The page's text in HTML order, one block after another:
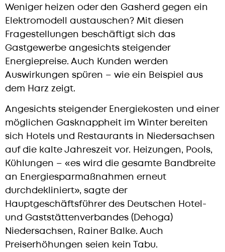
Weniger heizen oder den Gasherd gegen ein
Elektromodell austauschen? Mit diesen
Fragestellungen beschäftigt sich das
Gastgewerbe angesichts steigender
Energiepreise. Auch Kunden werden
Auswirkungen spüren – wie ein Beispiel aus
dem Harz zeigt.
Angesichts steigender Energiekosten und einer
möglichen Gasknappheit im Winter bereiten
sich Hotels und Restaurants in Niedersachsen
auf die kalte Jahreszeit vor. Heizungen, Pools,
Kühlungen – «es wird die gesamte Bandbreite
an Energiesparmaßnahmen erneut
durchdekliniert», sagte der
Hauptgeschäftsführer des Deutschen Hotel-
und Gaststättenverbandes (Dehoga)
Niedersachsen, Rainer Balke. Auch
Preiserhöhungen seien kein Tabu.